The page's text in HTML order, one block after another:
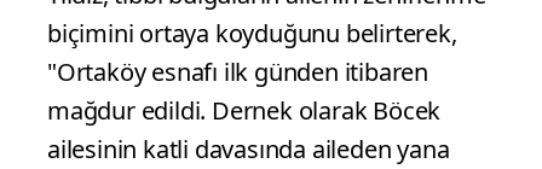
biçimini ortaya koyduğunu belirterek,
"Ortaköy esnafı ilk günden itibaren
mağdur edildi. Dernek olarak Böcek
ailesinin katli davasında aileden yana